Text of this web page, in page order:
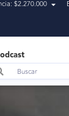
$2.270.000